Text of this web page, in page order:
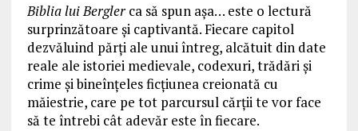
Biblia lui Berglerca să spun aşa… este o lectură
surprinzătoare şi captivantă. Fiecare capitol
dezvăluind părţi ale unui întreg, alcătuit din date
reale ale istoriei medievale, codexuri, trădări şi
crime și bineînțeles ficțiunea creionată cu
măiestrie, care pe tot parcursul cărții te vor face
să te întrebi cât adevăr este în fiecare.